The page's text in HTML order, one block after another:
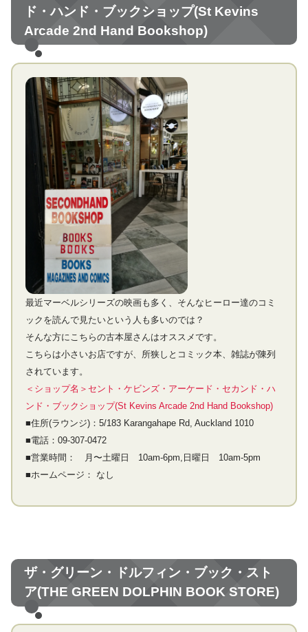
ド・ハンド・ブックショップ(St Kevins
Arcade 2nd Hand Bookshop)
最近マーベルシリーズの映画も多く、そんなヒーロー達のコミ
ックを読んで見たいという人も多いのでは？
そんな方にこちらの古本屋さんはオススメです。
こちらは小さいお店ですが、所狭しとコミック本、雑誌が陳列
されています。
＜ショップ名＞セント・ケビンズ・アーケード・セカンド・ハ
ンド・ブックショップ(St Kevins Arcade 2nd Hand Bookshop)
■住所(ラウンジ)：5/183 Karangahape Rd, Auckland 1010
■電話：09-307-0472
■営業時間： 月〜土曜日 10am-6pm,日曜日 10am-5pm
■ホームページ： なし
ザ・グリーン・ドルフィン・ブック・スト
ア(THE GREEN DOLPHIN BOOK STORE)